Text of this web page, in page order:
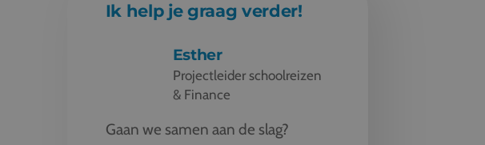
Ik help je graag verder!
Esther
Projectleider schoolreizen
& Finance
Gaan we samen aan de slag?